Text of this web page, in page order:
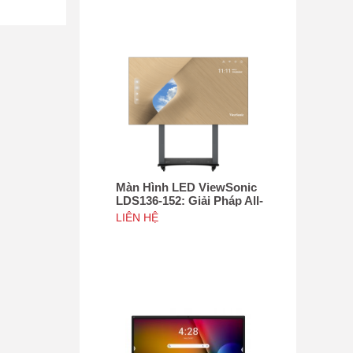
Màn Hình LED ViewSonic
LDS136-152: Giải Pháp All-
in-One Di Động Hàng Đầu
LIÊN HỆ